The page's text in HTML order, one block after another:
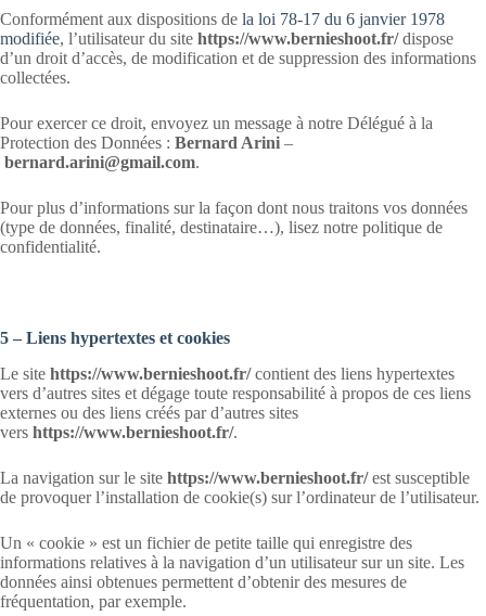
Conformément aux dispositions de la loi 78-17 du 6 janvier 1978
modifiée, l’utilisateur du site https://www.bernieshoot.fr/dispose
d’un droit d’accès, de modification et de suppression des informations
collectées.
Pour exercer ce droit, envoyez un message à notre Délégué à la
Protection des Données : Bernard Arini –
bernard.arini@gmail.com.
Pour plus d’informations sur la façon dont nous traitons vos données
(type de données, finalité, destinataire…), lisez notre politique de
confidentialité.
5 – Liens hypertextes et cookies
Le site https://www.bernieshoot.fr/contient des liens hypertextes
vers d’autres sites et dégage toute responsabilité à propos de ces liens
externes ou des liens créés par d’autres sites
vers https://www.bernieshoot.fr/.
La navigation sur le site https://www.bernieshoot.fr/est susceptible
de provoquer l’installation de cookie(s) sur l’ordinateur de l’utilisateur.
Un « cookie » est un fichier de petite taille qui enregistre des
informations relatives à la navigation d’un utilisateur sur un site. Les
données ainsi obtenues permettent d’obtenir des mesures de
fréquentation, par exemple.